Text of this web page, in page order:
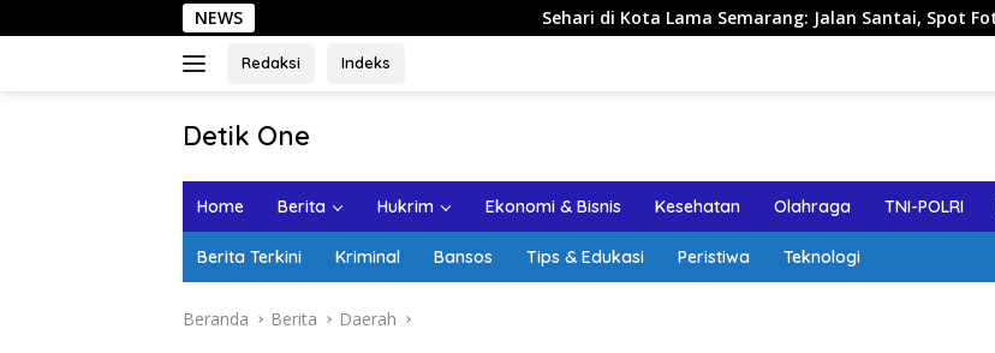
ke
NEWS Sehari di Kota Lama Semarang: Jalan Santai, Spot Foto, dan
Redaksi Indeks
Detik One
Ungkap
Home Berita Hukrim Ekonomi & Bisnis Kesehatan Olahraga TNI-POLRI
Berita Terkini Kriminal Bansos Tips & Edukasi Peristiwa Teknologi
Beranda Berita Daerah